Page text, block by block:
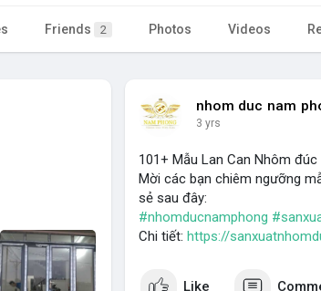
Friends 2 Photos Videos
nhom duc nam
3 yrs
101+ Mẫu Lan Can Nhôm đúc
Mời các bạn chiêm ngưỡng
sẻ sau đây:
#nhomducnamphong
Chi tiết: https://
Like